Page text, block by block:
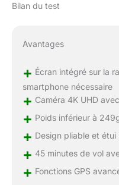
Bilan du test
Avantages
+ Écran intégré sur la
smartphone nécessaire
+ Caméra 4K UHD
+ Poids inférieur à
+ Design pliable et étui
+ 45 minutes de vol
+ Fonctions GPS